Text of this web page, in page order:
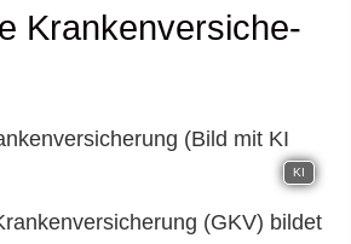
Kranken­ver­si­che­
KI
(GKV) bildet